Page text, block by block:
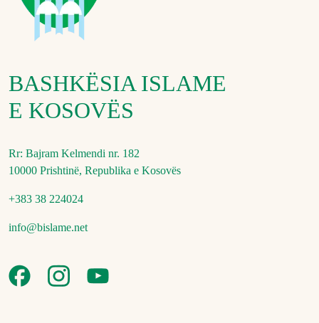
BASHKËSIA ISLAME
E KOSOVËS
Rr: Bajram Kelmendi nr. 182
10000 Prishtinë, Republika e Kosovës
+383 38 224024
info@bislame.net